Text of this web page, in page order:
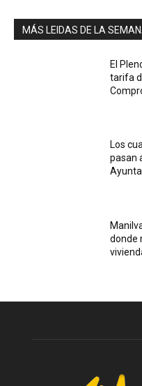
MÁS LEIDAS DE LA
El
tarifa
Los
pasan
donde